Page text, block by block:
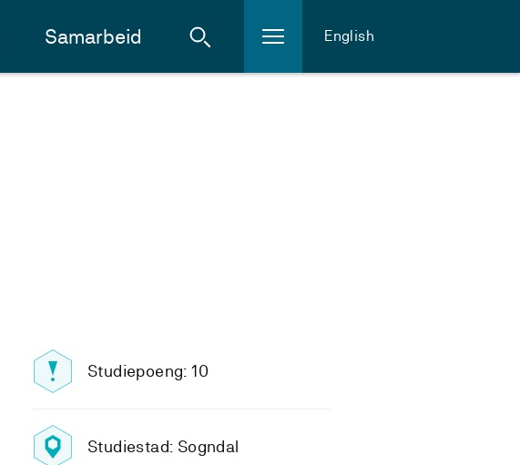
Samarbeid English
Studiepoeng: 10
Studiestad: Sogndal